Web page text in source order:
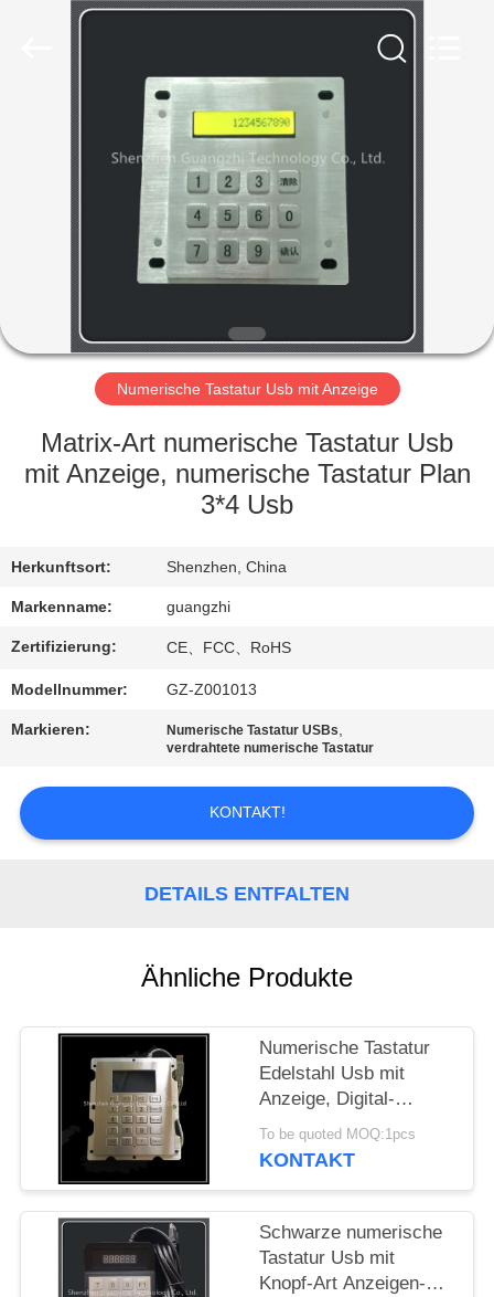
HAUS
PRODUKTE
ÜBER
FABRIK-
AUSFLUG
QUALITÄTSKONTROLLE
SIE
MIT
UNS
IN
VERBINDUNG
FORDERN
SIE
PRIVACY
POLICY
Numerische Tastatur Usb mit Anzeige
Matrix-Art numerische Tastatur Usb
mit Anzeige, numerische Tastatur Plan
3*4 Usb
Herkunftsort: Shenzhen, China
Markenname: guangzhi
Zertifizierung: CE、FCC、RoHS
Modellnummer: GZ-Z001013
Markieren: Numerische Tastatur USBs,
verdrahtete numerische Tastatur
KONTAKT!
DETAILS ENTFALTEN
Ähnliche Produkte
Numerische Tastatur
Edelstahl Usb mit
Anzeige, Digital-
Tastatur mit Anzeige
To be quoted MOQ:1pcs
KONTAKT
Schwarze numerische
Tastatur Usb mit
Knopf-Art Anzeigen-